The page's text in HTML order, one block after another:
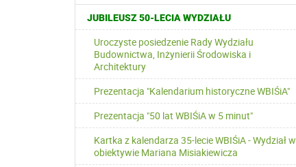
JUBILEUSZ 50-LECIA WYDZIAŁU
Uroczyste posiedzenie Rady Wydziału
Budownictwa, Inżynierii Środowiska i
Architektury
Prezentacja "Kalendarium historyczne WBIŚiA"
Prezentacja "50 lat WBIŚiA w 5 minut"
Kartka z kalendarza 35-lecie WBIŚiA - Wydział w
obiektywie Mariana Misiakiewicza